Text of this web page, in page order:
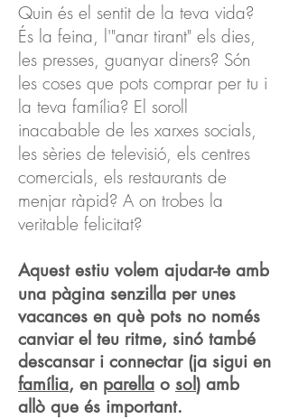
Quin és el sentit de la teva vida?
És la feina, l'"anar tirant" els dies,
les presses, guanyar diners? Són
les coses que pots comprar per tu i
la teva família? El soroll
inacabable de les xarxes socials,
les sèries de televisió, els centres
comercials, els restaurants de
menjar ràpid? A on trobes la
veritable felicitat?
Aquest estiu volem ajudar-te amb
una pàgina senzilla per unes
vacances en què pots no només
canviar el teu ritme, sinó també
descansar i connectar (ja sigui en
família, en parella o sol) amb
allò que és important.